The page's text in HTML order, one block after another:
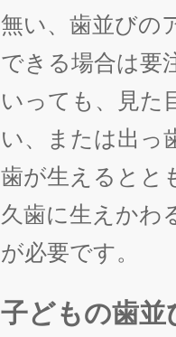
無い、歯並びの
できる場合は要
いっても、見た
い、または出っ
歯が生えるとと
久歯に生えかわ
が必要です。
子どもの歯並